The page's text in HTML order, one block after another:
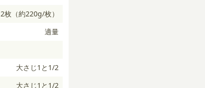
2枚（約220g/枚）
適量
大さじ1と1/2
大さじ1と1/2